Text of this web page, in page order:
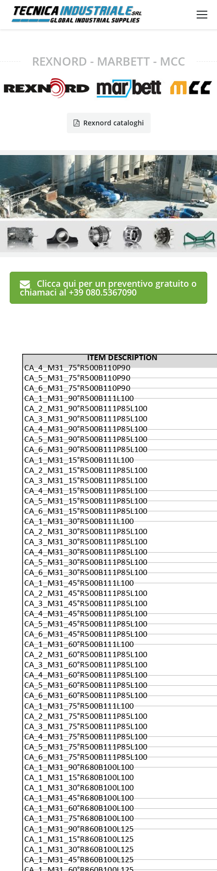
REXNORD - MARBETT - MCC
Rexnord cataloghi
Clicca qui per un preventivo gratuito o
chiamaci al +39 080.5367090
ITEM DESCRIPTION
CA_4_M31_75°R500B110P90
CA_5_M31_75°R500B110P90
CA_6_M31_75°R500B110P90
CA_1_M31_90°R500B111L100
CA_2_M31_90°R500B111P85L100
CA_3_M31_90°R500B111P85L100
CA_4_M31_90°R500B111P85L100
CA_5_M31_90°R500B111P85L100
CA_6_M31_90°R500B111P85L100
CA_1_M31_15°R500B111L100
CA_2_M31_15°R500B111P85L100
CA_3_M31_15°R500B111P85L100
CA_4_M31_15°R500B111P85L100
CA_5_M31_15°R500B111P85L100
CA_6_M31_15°R500B111P85L100
CA_1_M31_30°R500B111L100
CA_2_M31_30°R500B111P85L100
CA_3_M31_30°R500B111P85L100
CA_4_M31_30°R500B111P85L100
CA_5_M31_30°R500B111P85L100
CA_6_M31_30°R500B111P85L100
CA_1_M31_45°R500B111L100
CA_2_M31_45°R500B111P85L100
CA_3_M31_45°R500B111P85L100
CA_4_M31_45°R500B111P85L100
CA_5_M31_45°R500B111P85L100
CA_6_M31_45°R500B111P85L100
CA_1_M31_60°R500B111L100
CA_2_M31_60°R500B111P85L100
CA_3_M31_60°R500B111P85L100
CA_4_M31_60°R500B111P85L100
CA_5_M31_60°R500B111P85L100
CA_6_M31_60°R500B111P85L100
CA_1_M31_75°R500B111L100
CA_2_M31_75°R500B111P85L100
CA_3_M31_75°R500B111P85L100
CA_4_M31_75°R500B111P85L100
CA_5_M31_75°R500B111P85L100
CA_6_M31_75°R500B111P85L100
CA_1_M31_90°R680B100L100
CA_1_M31_15°R680B100L100
CA_1_M31_30°R680B100L100
CA_1_M31_45°R680B100L100
CA_1_M31_60°R680B100L100
CA_1_M31_75°R680B100L100
CA_1_M31_90°R860B100L125
CA_1_M31_15°R860B100L125
CA_1_M31_30°R860B100L125
CA_1_M31_45°R860B100L125